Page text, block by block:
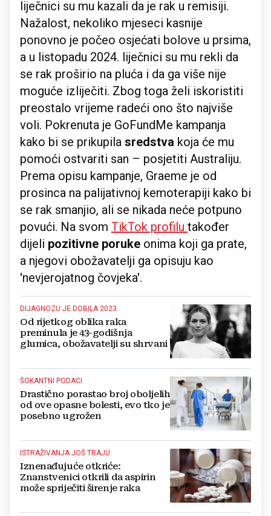
liječnici su mu kazali da je rak u remisiji.
Nažalost, nekoliko mjeseci kasnije
ponovno je počeo osjećati bolove u prsima,
a u listopadu 2024. liječnici su mu rekli da
se rak proširio na pluća i da ga više nije
moguće izliječiti. Zbog toga želi iskoristiti
preostalo vrijeme radeći ono što najviše
voli. Pokrenuta je GoFundMe kampanja
kako bi se prikupila sredstva koja će mu
pomoći ostvariti san – posjetiti Australiju.
Prema opisu kampanje, Graeme je od
prosinca na palijativnoj kemoterapiji kako bi
se rak smanjio, ali se nikada neće potpuno
povući. Na svom TikTok profilu također
dijeli pozitivne poruke onima koji ga prate,
a njegovi obožavatelji ga opisuju kao
'nevjerojatnog čovjeka'.
DIJAGNOZU JE DOBILA 2023.
Od rijetkog oblika raka
preminula je 43-godišnja
glumica, obožavatelji su shrvani
ŠOKANTNI PODACI
Drastično porastao broj oboljelih
od ove opasne bolesti, evo tko je
posebno ugrožen
ISTRAŽIVANJA JOŠ TRAJU
Iznenađujuće otkriće:
Znanstvenici otkrili da aspirin
može spriječiti širenje raka